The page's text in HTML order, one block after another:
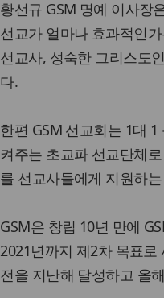
황선규 GSM 명예 이사장
선교가 얼마나 효과적인
선교사, 성숙한 그리스도
다.
한편 GSM 선교회는 1대
켜주는 초교파 선교단체
를 선교사들에게 지원하
GSM은 창립 10년 만에
2021년까지 제2차 목표로
전을 지난해 달성하고 올